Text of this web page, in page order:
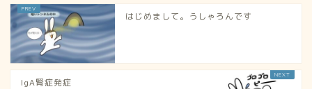
はじめまして。うしゃろんです
IgA腎症発症